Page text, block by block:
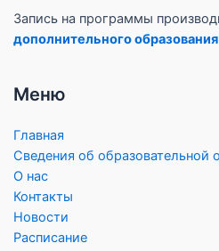
Запись на программы
дополнительного образования
Меню
Главная
Сведения об образовательной
О нас
Контакты
Новости
Расписание